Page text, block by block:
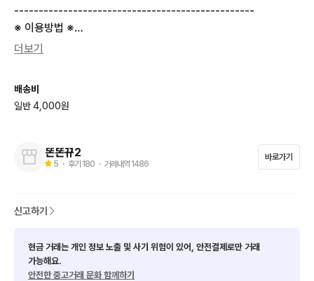
-------------------------------------------------
※ 이용방법 ※
- ***반값택배 안해요***
- 4만원 이상 구매시 무료배송
- 결제 후 3일 보관 가능 해요
- 무조건 선결제 순으로 판매하며, 예약은 없어요
- 교환 및 환불은 안됩니다!!!!!!!!!!!!!!!!
더보기
배송비
일반 4,000원
똔똔뀨2
5 ・ 후기 180 ・ 거래내역 1486
바로가기
신고하기
현금 거래는 개인 정보 노출 및 사기 위험이 있어, 안전결제로만 거래
가능해요.
안전한 중고거래 문화 함께하기